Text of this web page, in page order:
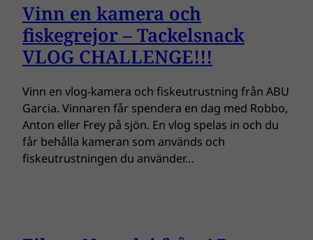
Vinn en kamera och
fiskegrejor – Tackelsnack
VLOG CHALLENGE!!!
Vinn en vlog-kamera och fiskeutrustning från ABU
Garcia. Vinnaren får spendera en dag med Robbo,
Anton eller Frey på sjön. En vlog spelas in och du
får behålla kameran som används och
fiskeutrustningen du använder…